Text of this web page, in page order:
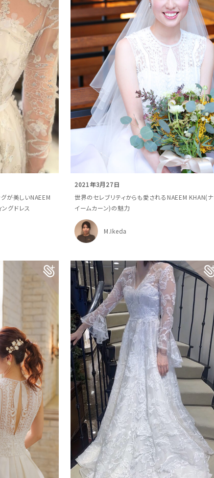
が美しいNAEEM
グドレス
2021年3月27日
世界のセレブリティからも愛されるNAEEM KHAN(ナ
イームカーン)の魅力
M.Ikeda